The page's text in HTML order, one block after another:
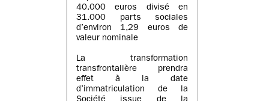
40.000 euros divisé en
31.000 parts sociales
d’environ 1,29 euros de
valeur nominale
La transformation
transfrontalière prendra
effet à la date
d’immatriculation de la